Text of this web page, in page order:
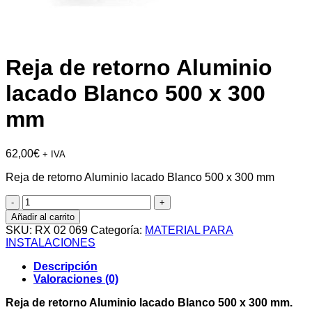
Reja de retorno Aluminio
lacado Blanco 500 x 300
mm
62,00€ + IVA
Reja de retorno Aluminio lacado Blanco 500 x 300 mm
Reja
de
retorno
Aluminio
lacado
Blanco
500
300
Añadir al carrito
SKU: RX 02 069 Categoría: MATERIAL PARA
INSTALACIONES
Descripción
Valoraciones (0)
Reja de retorno Aluminio lacado Blanco 500 x 300 mm.